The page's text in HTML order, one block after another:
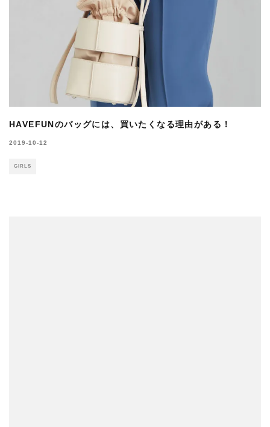
HAVEFUNのバッグには、買いたくなる理由がある！
2019-10-12
GIRLS